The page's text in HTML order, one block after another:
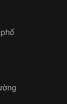
suốt quá